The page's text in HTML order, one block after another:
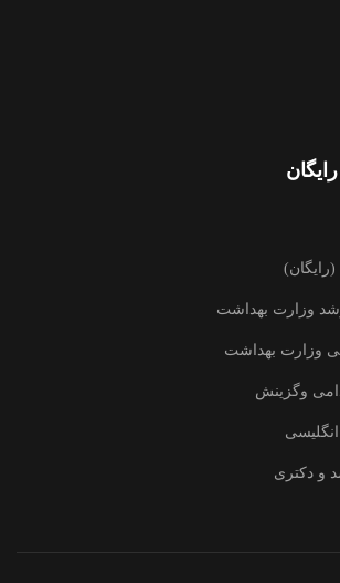
وزارت بهداشت
وزارت بهداشت
وگزینش
و دکتری